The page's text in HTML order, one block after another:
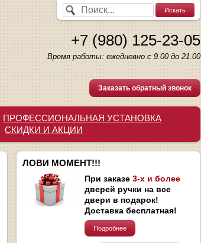
+7 (980) 125-23-05
Время работы: ежедневно с 9.00 до 21.00
Заказать обратный звонок
ПРОФЕССИОНАЛЬНАЯ УСТАНОВКА
СКИДКИ И АКЦИИ
ЛОВИ МОМЕНТ!!!
При заказе 3-х и более
дверей ручки на все
двери в подарок!
Доставка бесплатная!
Подробнее